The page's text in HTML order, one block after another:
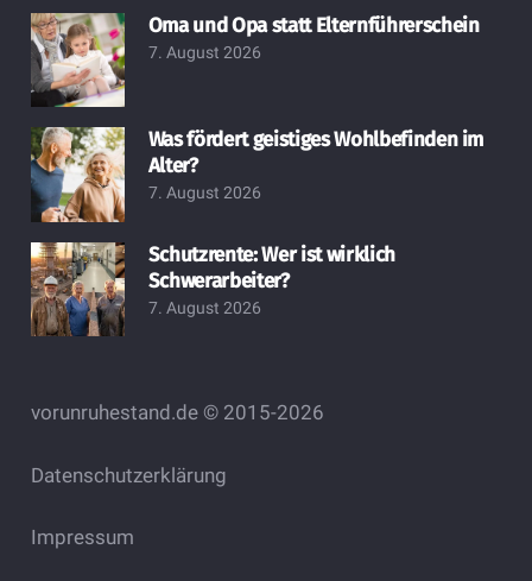
Oma und Opa statt Elternführerschein
7. August 2026
Was fördert geistiges Wohlbefinden im
Alter?
7. August 2026
Schutzrente: Wer ist wirklich
Schwerarbeiter?
7. August 2026
vorunruhestand.de © 2015-2026
Datenschutzerklärung
Impressum